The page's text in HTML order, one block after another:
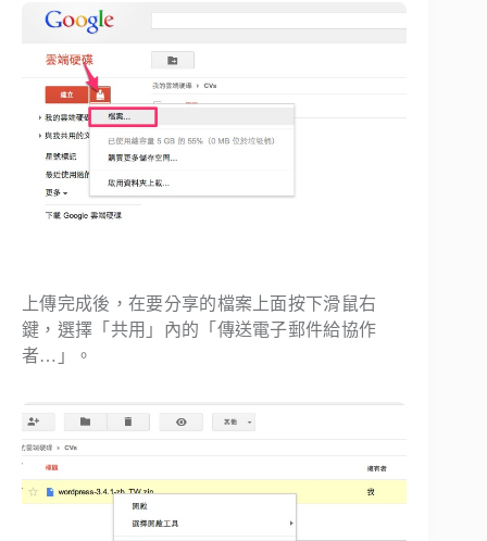
上傳完成後，在要分享的檔案上面按下滑鼠右
鍵，選擇「共用」內的「傳送電子郵件給協作
者…」。